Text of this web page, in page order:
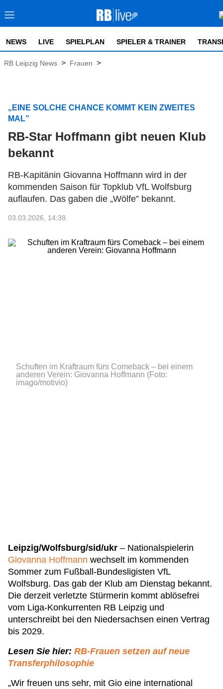
NEWS LIVE SPIELPLAN SPIELER & TRAINER
RB Leipzig News > Frauen >
„EINE SOLCHE CHANCE KOMMT KEIN ZWEITES
MAL”
RB-Star Hoffmann gibt neuen Klub
bekannt
RB-Kapitänin Giovanna Hoffmann wird in der
kommenden Saison für Topklub VfL Wolfsburg
auflaufen. Das gaben die „Wölfe” bekannt.
03.03.2026, 14:38
Schuften im Kraftraum fürs Comeback – bei einem
anderen Verein: Giovanna Hoffmann (Foto:
imago/motivio)
Leipzig/Wolfsburg/sid/ukr – Nationalspielerin
Giovanna Hoffmann wechselt im kommenden
Sommer zum Fußball-Bundesligisten VfL
Wolfsburg. Das gab der Klub am Dienstag bekannt.
Die derzeit verletzte Stürmerin kommt ablösefrei
vom Liga-Konkurrenten RB Leipzig und
unterschreibt bei den Niedersachsen einen Vertrag
bis 2029.
Lesen Sie hier: RB-Frauen setzen auf neue
Transferphilosophie
„Wir freuen uns sehr, mit Gio eine international